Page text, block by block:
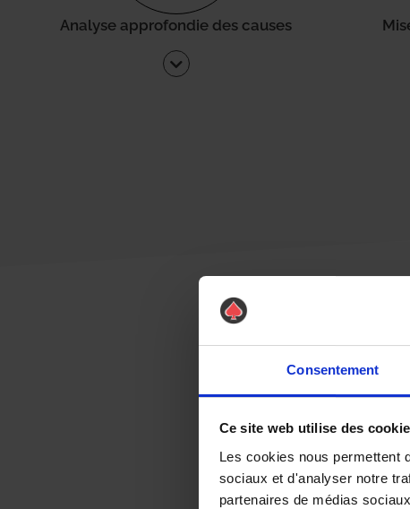
Consentement
Ce site web utilise des
Les cookies nous permettent
sociaux et d'analyser notre
partenaires de médias
Analyse approfondie des causes